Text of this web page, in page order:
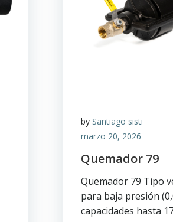
by Santiago sisti
marzo 20, 2026
Quemador 79
Quemador 79 Tipo
para baja presión
capacidades hasta